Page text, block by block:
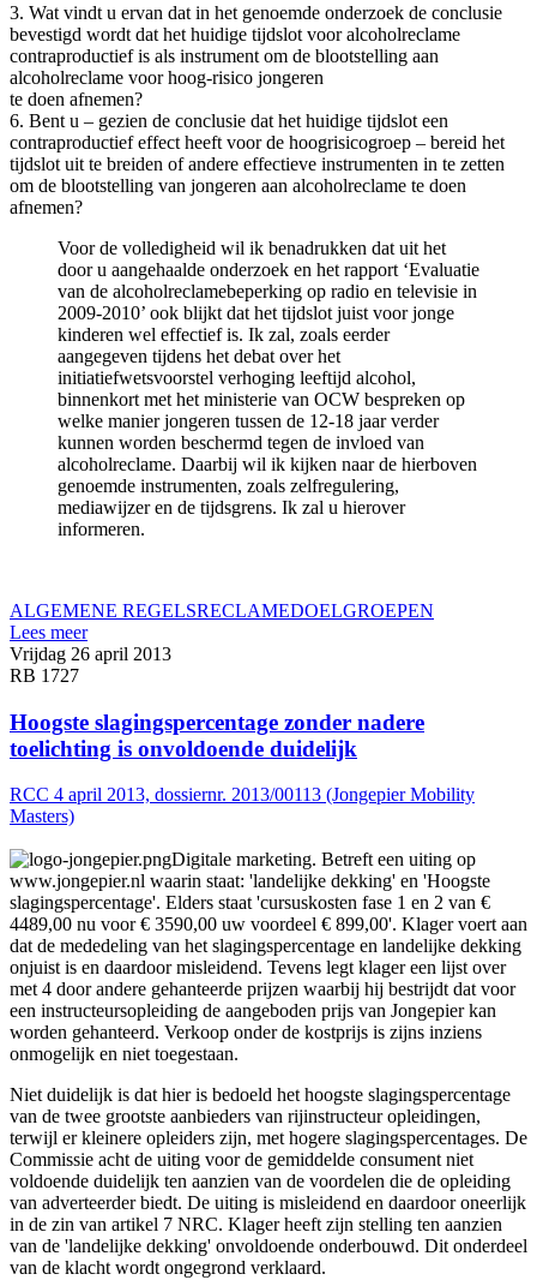
3. Wat vindt u ervan dat in het genoemde onderzoek de conclusie
bevestigd wordt dat het huidige tijdslot voor alcoholreclame
contraproductief is als instrument om de blootstelling aan
alcoholreclame voor hoog-risico jongeren
te doen afnemen?
6. Bent u – gezien de conclusie dat het huidige tijdslot een
contraproductief effect heeft voor de hoogrisicogroep – bereid het
tijdslot uit te breiden of andere effectieve instrumenten in te zetten
om de blootstelling van jongeren aan alcoholreclame te doen
afnemen?
Voor de volledigheid wil ik benadrukken dat uit het
door u aangehaalde onderzoek en het rapport ‘Evaluatie
van de alcoholreclamebeperking op radio en televisie in
2009-2010’ ook blijkt dat het tijdslot juist voor jonge
kinderen wel effectief is. Ik zal, zoals eerder
aangegeven tijdens het debat over het
initiatiefwetsvoorstel verhoging leeftijd alcohol,
binnenkort met het ministerie van OCW bespreken op
welke manier jongeren tussen de 12-18 jaar verder
kunnen worden beschermd tegen de invloed van
alcoholreclame. Daarbij wil ik kijken naar de hierboven
genoemde instrumenten, zoals zelfregulering,
mediawijzer en de tijdsgrens. Ik zal u hierover
informeren.
ALGEMENE REGELSRECLAMEDOELGROEPEN
Lees meer
Vrijdag 26 april 2013
RB 1727
Hoogste slagingspercentage zonder nadere
toelichting is onvoldoende duidelijk
RCC 4 april 2013, dossiernr. 2013/00113 (Jongepier Mobility
Masters)
Digitale marketing. Betreft een uiting op
www.jongepier.nl waarin staat: 'landelijke dekking' en 'Hoogste
slagingspercentage'. Elders staat 'cursuskosten fase 1 en 2 van €
4489,00 nu voor € 3590,00 uw voordeel € 899,00'. Klager voert aan
dat de mededeling van het slagingspercentage en landelijke dekking
onjuist is en daardoor misleidend. Tevens legt klager een lijst over
met 4 door andere gehanteerde prijzen waarbij hij bestrijdt dat voor
een instructeursopleiding de aangeboden prijs van Jongepier kan
worden gehanteerd. Verkoop onder de kostprijs is zijns inziens
onmogelijk en niet toegestaan.
Niet duidelijk is dat hier is bedoeld het hoogste slagingspercentage
van de twee grootste aanbieders van rijinstructeur opleidingen,
terwijl er kleinere opleiders zijn, met hogere slagingspercentages. De
Commissie acht de uiting voor de gemiddelde consument niet
voldoende duidelijk ten aanzien van de voordelen die de opleiding
van adverteerder biedt. De uiting is misleidend en daardoor oneerlijk
in de zin van artikel 7 NRC. Klager heeft zijn stelling ten aanzien
van de 'landelijke dekking' onvoldoende onderbouwd. Dit onderdeel
van de klacht wordt ongegrond verklaard.